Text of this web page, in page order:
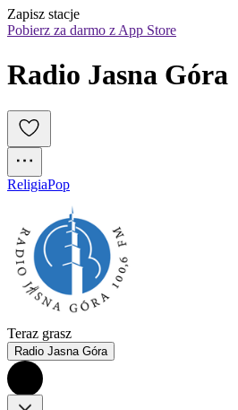
Zapisz stacje
Pobierz za darmo z App Store
Radio Jasna Góra
ReligiaPop
Teraz grasz
Radio Jasna Góra